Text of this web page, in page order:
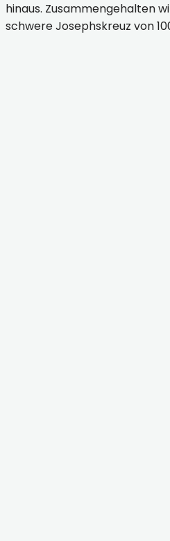
hinaus. Zusammengehalten
schwere Josephskreuz von